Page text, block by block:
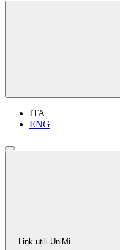
ITA
ENG
Link utili UniMi